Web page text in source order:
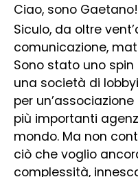
Ciao, sono Gaetano!
Siculo, da oltre
comunicazione,
Sono stato uno
una società di
per
più importanti
mondo. Ma non
ciò che voglio
complessità,